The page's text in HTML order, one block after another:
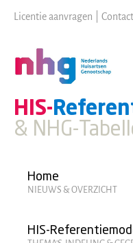
content
Licentie aanvragen Contact
HIS-
& NHG-
Home
NIEUWS & OVERZICHT
HIS-